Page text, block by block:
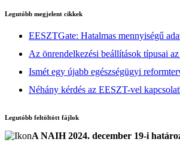
Legutóbb megjelent cikkek
EESZTGate: Hatalmas mennyiségű
Az önrendelkezési beállítások típusai
Ismét egy újabb egészségügyi
Néhány kérdés az EESZT-vel
Legutóbb feltöltött fájlok
A NAIH 2024. december 19-i